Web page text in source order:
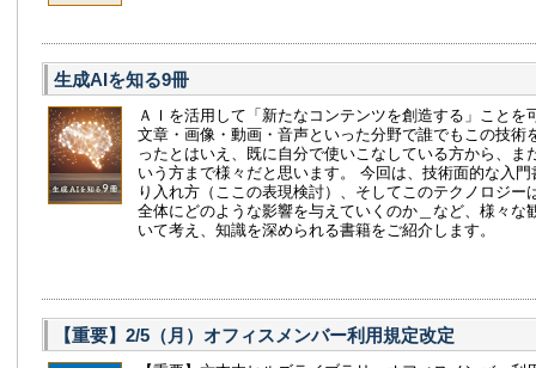
生成AIを知る9冊
ＡＩを活用して「新たなコンテンツを創造する」ことを
文章・画像・動画・音声といった分野で誰でもこの技術
ったとはいえ、既に自分で使いこなしている方から、ま
いう方まで様々だと思います。 今回は、技術面的な入
り入れ方（ここの表現検討）、そしてこのテクノロジー
全体にどのような影響を与えていくのか＿など、様々な
いて考え、知識を深められる書籍をご紹介します。
【重要】2/5（月）オフィスメンバー利用規定改定